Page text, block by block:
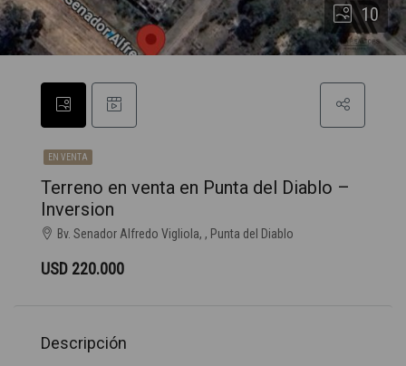
10
EN VENTA
Terreno en venta en Punta del Diablo –
Inversion
Bv. Senador Alfredo Vigliola, , Punta del Diablo
USD 220.000
Descripción